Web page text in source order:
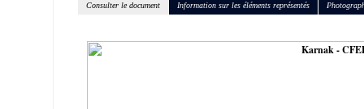
Consulter le document Information sur les éléments représentés